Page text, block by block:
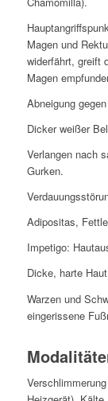
Magen und
widerfährt, greift
Magen
Abneigung
Dicker weißer
Verlangen nach
Gurken.
Adipositas,
Impetigo:
Dicke, harte
Warzen und
eingerissene